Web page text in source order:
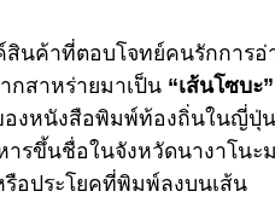
นค้าที่ตอบโจทย์คนรักการ
กสาหร่ายมาเป็น “เส้นโซบะ”
งหนังสือพิมพ์ท้องถิ่นในญี่ปุ่
ารขึ้นชื่อในจังหวัดนางาโน
อประโยคที่พิมพ์ลงบนเส้น